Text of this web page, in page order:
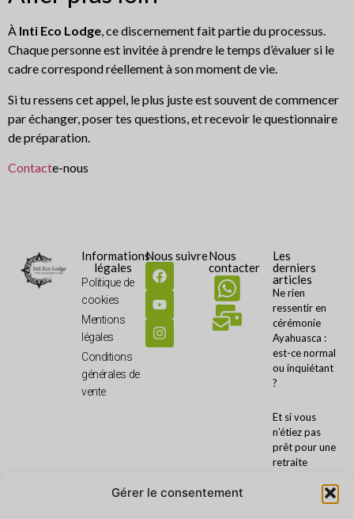
Gérer le consentement
À Inti Eco Lodge, ce discernement fait partie du processus.
Chaque personne est invitée à prendre le temps d’évaluer si le
cadre correspond réellement à son moment de vie.
Si tu ressens cet appel, le plus juste est souvent de commencer
par échanger, poser tes questions, et recevoir le questionnaire
de préparation.
Contacte-nous
Informations
légales
Politique de
cookies
Mentions
légales
Conditions
générales de
vente
Nous suivreNous
contacter
Les
derniers
articles
Ne rien
ressentir en
cérémonie
Ayahuasca :
est-ce normal
ou inquiétant
?
Et si vous
n’étiez pas
prêt pour une
retraite